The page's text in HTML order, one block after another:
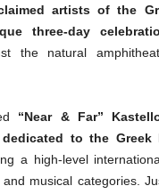
artists of the
three-day
the natural
“Near & Far”
to the Greek
a high-level
musical categories.